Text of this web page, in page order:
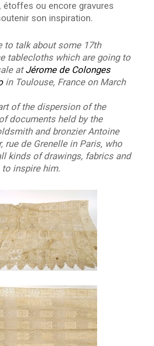
étoffes ou encore gravures
son inspiration.
to talk about some 17th
tablecloths which are going to
atJérome de Colonges
in Toulouse, France on March
of the dispersion of the
documents held by the
and bronzier Antoine
rue de Grenelle in Paris, who
kinds of drawings, fabrics and
to inspire him.